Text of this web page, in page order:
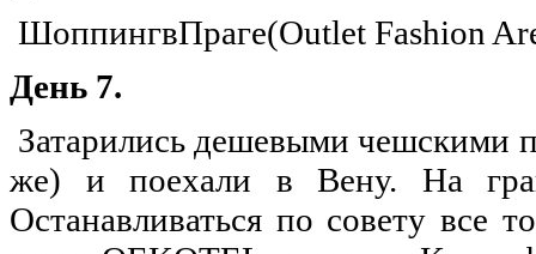
ШоппингвПраге(Outlet Fashion
День 7.
Затарились дешевыми чешскими
же) и поехали в Вену. На
Останавливаться по совету все